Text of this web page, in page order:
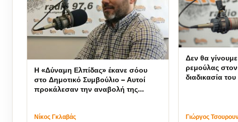
Η «Δύναμη Ελπίδας» έκανε σόου
στο Δημοτικό Συμβούλιο – Αυτοί
προκάλεσαν την αναβολή της
Νίκος Γκλαβάς
Δεν θα
ρεμούλας
διαδικασία
Γιώργος